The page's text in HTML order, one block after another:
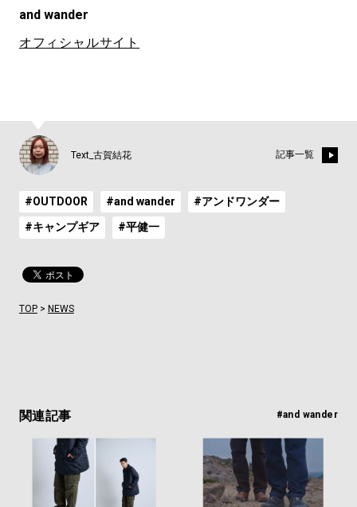
and wander
オフィシャルサイト
Text_古賀結花 記事一覧
#OUTDOOR #and wander #アンドワンダー
#キャンプギア #平健一
TOP> NEWS
関連記事 #and wander